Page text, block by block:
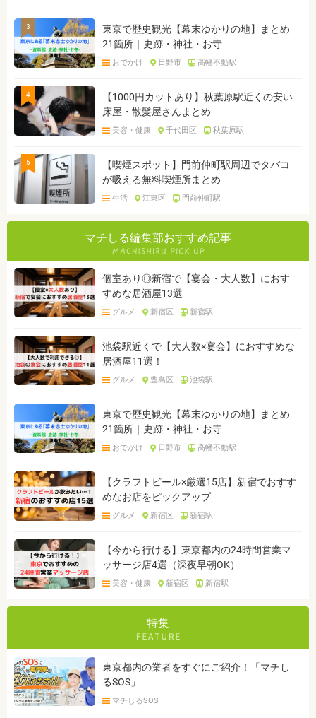
3
東京で歴史観光【幕末ゆかりの地】まとめ
21箇所｜史跡・神社・お寺
おでかけ 日野市 高幡不動駅
4
【1000円カットあり】秋葉原駅近くの安い
床屋・散髪屋さんまとめ
美容・健康 千代田区 秋葉原駅
5
【喫煙スポット】門前仲町駅周辺でタバコ
が吸える無料喫煙所まとめ
生活 江東区 門前仲町駅
マチしる編集部おすすめ記事
個室あり◎新宿で【宴会・大人数】におす
すめな居酒屋13選
グルメ 新宿区 新宿駅
池袋駅近くで【大人数×宴会】におすすめな
居酒屋11選！
グルメ 豊島区 池袋駅
東京で歴史観光【幕末ゆかりの地】まとめ
21箇所｜史跡・神社・お寺
おでかけ 日野市 高幡不動駅
【クラフトビール×厳選15店】新宿でおすす
めなお店をピックアップ
グルメ 新宿区 新宿駅
【今から行ける】東京都内の24時間営業マ
ッサージ店4選（深夜早朝OK）
美容・健康 新宿区 新宿駅
特集
東京都内の業者をすぐにご紹介！「マチし
るSOS」
マチしるSOS